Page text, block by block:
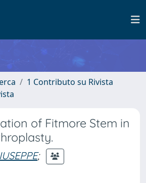
1 Contributo su Rivista
of Fitmore Stem in
;